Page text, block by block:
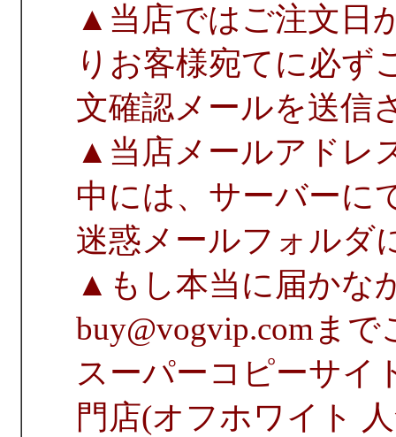
▲当店ではご注文日
りお客様宛てに必ず
文確認メールを送信
▲当店メールアドレ
中には、サーバーに
迷惑メールフォルダ
▲もし本当に届かな
buy@vogvip.comま
スーパーコピーサイ
門店(オフホワイト